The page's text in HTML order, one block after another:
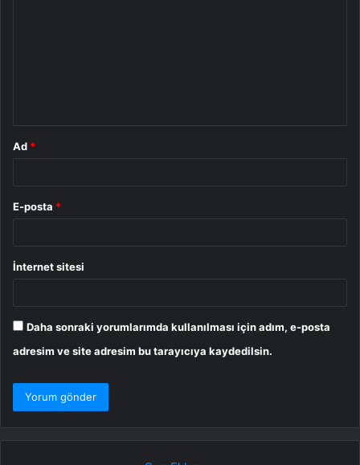
Ad *
E-posta *
İnternet sitesi
Daha sonraki yorumlarımda kullanılması için adım, e-posta
adresim ve site adresim bu tarayıcıya kaydedilsin.